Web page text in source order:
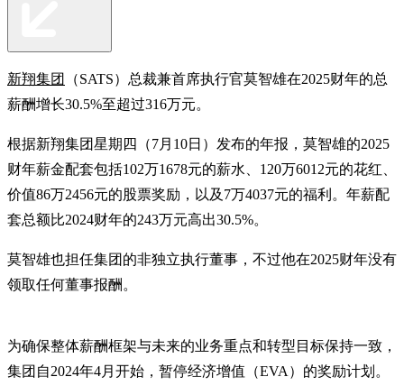
新翔集团
（SATS）总裁兼首席执行官莫智雄在2025财年的总
薪酬增长30.5%至超过316万元。
根据新翔集团星期四（7月10日）发布的年报，莫智雄的2025
财年薪金配套包括102万1678元的薪水、120万6012元的花红、
价值86万2456元的股票奖励，以及7万4037元的福利。年薪配
套总额比2024财年的243万元高出30.5%。
莫智雄也担任集团的非独立执行董事，不过他在2025财年没有
领取任何董事报酬。
为确保整体薪酬框架与未来的业务重点和转型目标保持一致，
集团自2024年4月开始，暂停经济增值（EVA）的奖励计划。